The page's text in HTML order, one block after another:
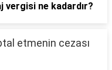
vergisi ne kadardır?